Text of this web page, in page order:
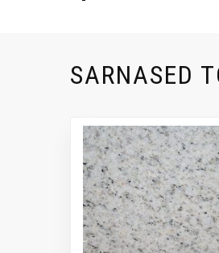
SARNASED